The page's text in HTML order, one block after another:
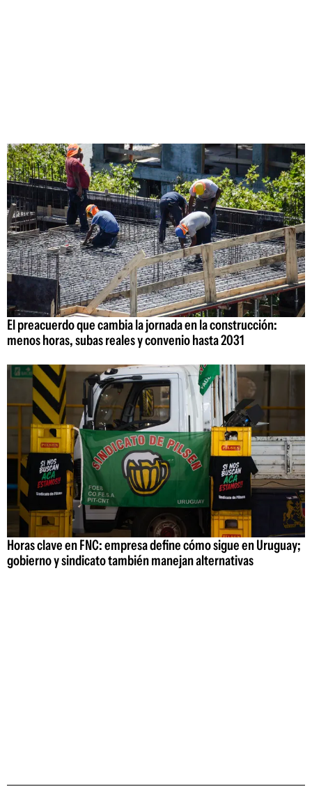
El preacuerdo que cambia la jornada en la construcción:
menos horas, subas reales y convenio hasta 2031
Horas clave en FNC: empresa define cómo sigue en Uruguay;
gobierno y sindicato también manejan alternativas